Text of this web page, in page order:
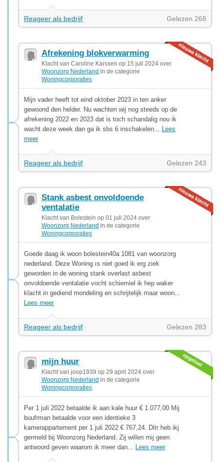
Reageer als bedrijf Gelezen 268
Afrekening blokverwarming
Klacht van Caroline Karssen op 15 juli 2024 over
Woonzorg Nederland in de categorie
Woningcorporaties
Mijn vader heeft tot eind oktober 2023 in ten anker
gewoond den helder. Nu wachten wij nog steeds op de
afrekening 2022 en 2023 dat is toch schandalig nou ik
wacht deze week dan ga ik sbs 6 inschakelen... Lees
meer
Reageer als bedrijf Gelezen 243
Stank asbest onvoldoende
ventalatie
Klacht van Bolestein op 01 juli 2024 over
Woonzorg Nederland in de categorie
Woningcorporaties
Goede daag ik woon bolestein40a 1081 van woonzorg
nederland. Deze Woning ıs niet goed ik erg ziek
geworden in de woning stank overlast asbest
onvoldoende ventalatie vocht schiemiel ik hep waker
klacht in gediend mondeling en schrijtelijk maar woon...
Lees meer
Reageer als bedrijf Gelezen 283
mijn huur
Klacht van joop1939 op 29 april 2024 over
Woonzorg Nederland in de categorie
Woningcorporaties
Per 1 juli 2022 betaalde ik aan kale huur € 1.077,00 Mij
buufrman betaalde voor een identieke 3
kamerappartement per 1 juli 2022 € 767,24. Ditr heb ikj
germeld bij Woonzorg Nederland. Zij willen mij geen
antwoord geven waarom ik meer dan... Lees meer